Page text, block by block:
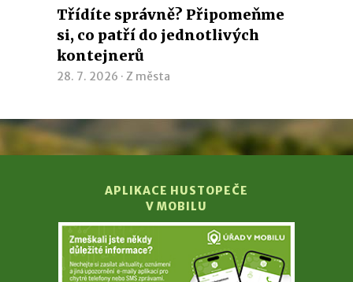
Třídíte správně? Připomeňme
si, co patří do jednotlivých
kontejnerů
28. 7. 2026 · Z města
APLIKACE HUSTOPEČE
V MOBILU